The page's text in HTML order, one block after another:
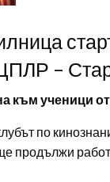
–
към ученици
по
продължи